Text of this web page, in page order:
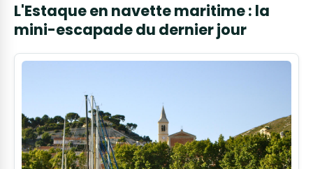
L'Estaque en navette maritime : la
mini-escapade du dernier jour